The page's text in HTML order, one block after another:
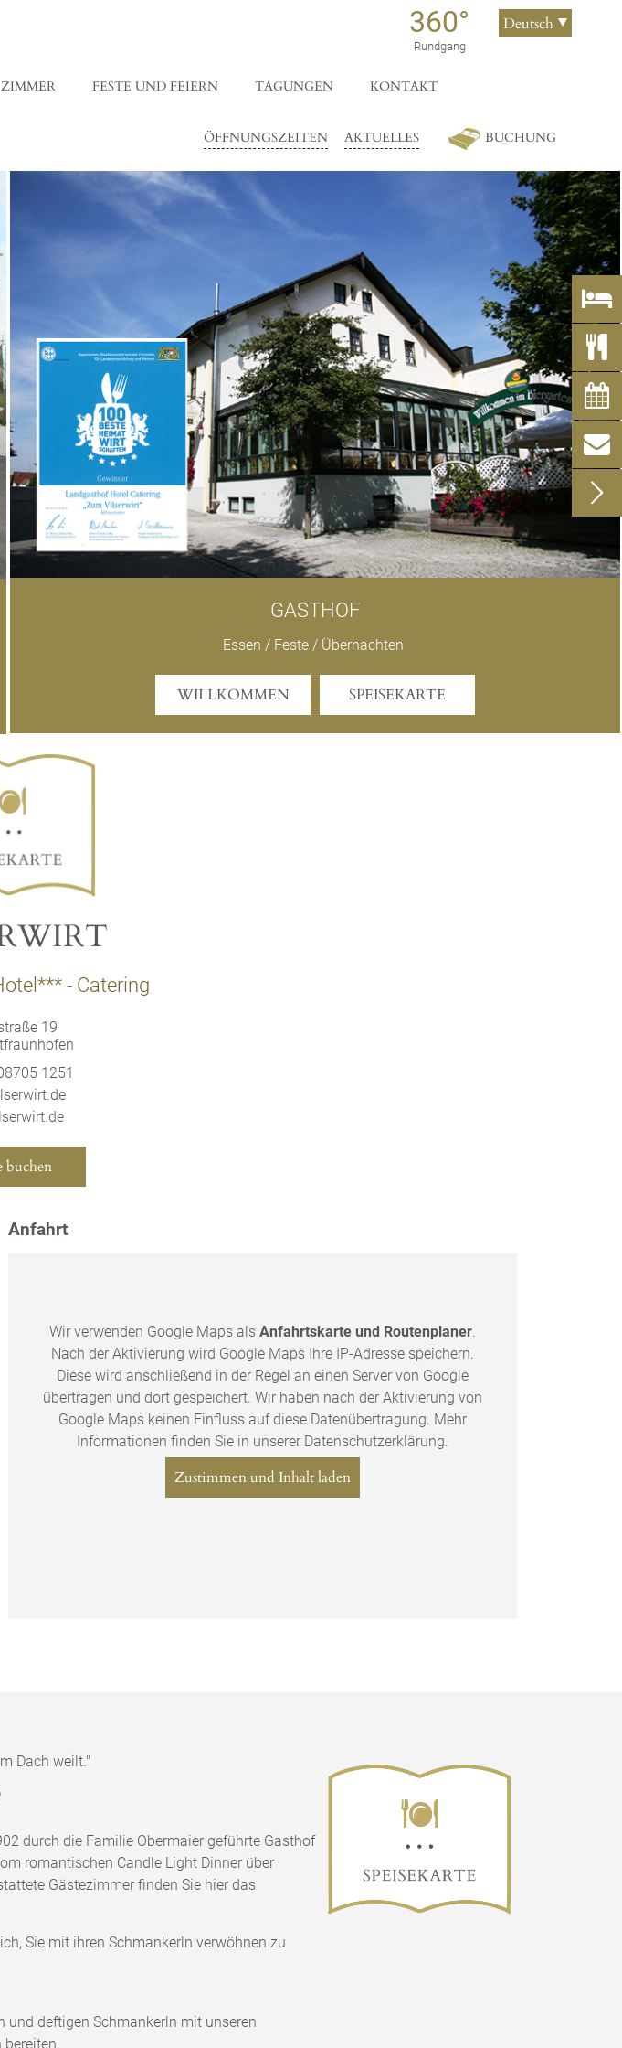
Deutsch
360°
Rundgang
ZIMMER FESTE UND FEIERN TAGUNGEN KONTAKT
ÖFFNUNGSZEITEN AKTUELLES BUCHUNG
GASTHOF
Essen / Feste / Übernachten
WILLKOMMEN SPEISEKARTE
- Catering
19
1251
buchen
Anfahrt
Wir verwenden Google Maps als Anfahrtskarte und Routenplaner.
Nach der Aktivierung wird Google Maps Ihre IP-Adresse speichern.
Diese wird anschließend in der Regel an einen Server von Google
übertragen und dort gespeichert. Wir haben nach der Aktivierung von
Google Maps keinen Einfluss auf diese Datenübertragung. Mehr
Informationen finden Sie in unserer Datenschutzerklärung.
Zustimmen und Inhalt laden
Dach weilt."
durch die Familie Obermaier geführte Gasthof
romantischen Candle Light Dinner über
Gästezimmer finden Sie hier das
Sie mit ihren Schmankerln verwöhnen zu
und deftigen Schmankerln mit unseren




